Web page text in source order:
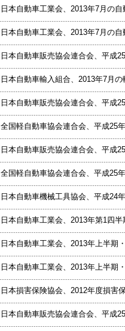
日本自動車工業会、2013年7月の
日本自動車工業会、2013年7月の
日本自動車販売協会連合会、平成
日本自動車輸入組合、2013年7月
日本自動車販売協会連合会、平成
全国軽自動車協会連合会、平成25
日本自動車販売協会連合会、平成
全国軽自動車協会連合会、平成25
日本自動車機械工具協会、平成24
日本自動車工業会、2013年第1四
日本自動車工業会、2013年上半期
日本自動車工業会、2013年上半期
日本損害保険協会、2012年度損害
日本自動車販売協会連合会、平成